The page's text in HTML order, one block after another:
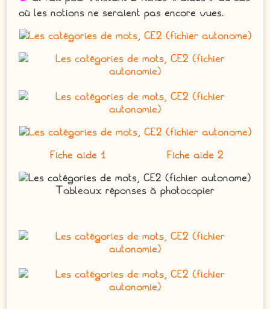
où les notions ne seraient pas encore vues.
Fiche aide 1 Fiche aide 2
Tableaux réponses à photocopier